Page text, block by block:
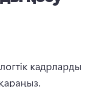
кадрларды